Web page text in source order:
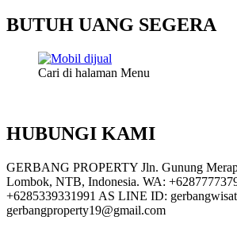
BUTUH UANG SEGERA
Cari di halaman Menu
HUBUNGI KAMI
GERBANG PROPERTY Jln. Gunung
Lombok, NTB, Indonesia. WA:
+6285339331991 AS LINE ID:
gerbangproperty19@gmail.com